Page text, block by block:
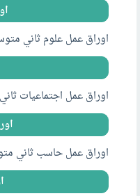
اوراق عمل علوم ثاني متوسط
اوراق عمل اجتماعيات ثاني
اوراق عمل حاسب ثاني